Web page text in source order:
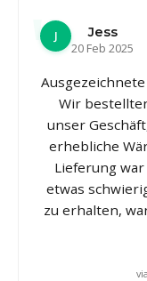
J
Jess
20 Feb 2025
Wir
unser
erhebliche
Lieferung
etwas
zu erhalten,